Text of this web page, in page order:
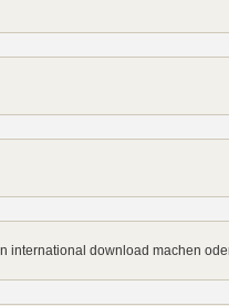
international download machen